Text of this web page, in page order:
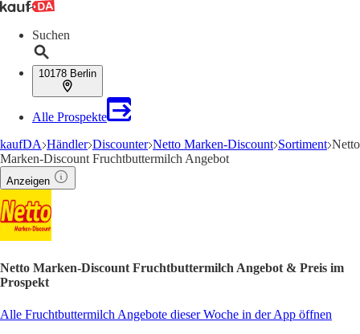
Suchen
10178 Berlin
Alle Prospekte
kaufDA Händler Discounter Netto Marken-Discount Sortiment Netto
Marken-Discount Fruchtbuttermilch Angebot
Anzeigen
Netto Marken-Discount Fruchtbuttermilch Angebot & Preis im
Prospekt
Alle Fruchtbuttermilch Angebote dieser Woche in der App öffnen